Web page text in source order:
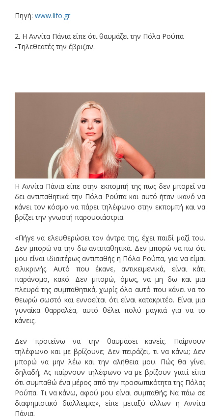
Πηγή: www.lifo.gr
2. Η Αννίτα Πάνια είπε ότι θαυμάζει την Πόλα Ρούπα
-Τηλεθεατές την έβριζαν.
Η Αννίτα Πάνια είπε στην εκπομπή της πως δεν μπορεί να
δει αντιπαθητικά την Πόλα Ρούπα και αυτό ήταν ικανό να
κάνει τον κόσμο να πάρει τηλέφωνο στην εκπομπή και να
βρίζει την γνωστή παρουσιάστρια.
«Πήγε να ελευθερώσει τον άντρα της, έχει παιδί μαζί του.
Δεν μπορώ να την δω αντιπαθητικά. Δεν μπορώ να πω ότι
μου είναι ιδιαιτέρως αντιπαθής η Πόλα Ρούπα, για να είμαι
ειλικρινής. Αυτό που έκανε, αντικειμενικά, είναι κάτι
παράνομο, κακό. Δεν μπορώ, όμως, να μη δω και μια
πλευρά της συμπαθητικά, χωρίς όλο αυτό που κάνει να το
θεωρώ σωστό και εννοείται ότι είναι κατακριτέο. Είναι μια
γυναίκα θαρραλέα, αυτό θέλει πολύ μαγκιά για να το
κάνεις.
Δεν προτείνω να την θαυμάσει κανείς. Παίρνουν
τηλέφωνο και με βρίζουνε; Δεν πειράζει, τι να κάνω; Δεν
μπορώ να μην λέω και την αλήθεια μου. Πώς θα γίνει
δηλαδή; Ας παίρνουν τηλέφωνο να με βρίζουν γιατί είπα
ότι συμπαθώ ένα μέρος από την προσωπικότητα της Πόλας
Ρούπα. Τι να κάνω, αφού μου είναι συμπαθής; Να πάω σε
διαφημιστικό διάλλειμα;», είπε μεταξύ άλλων η Αννίτα
Πάνια.